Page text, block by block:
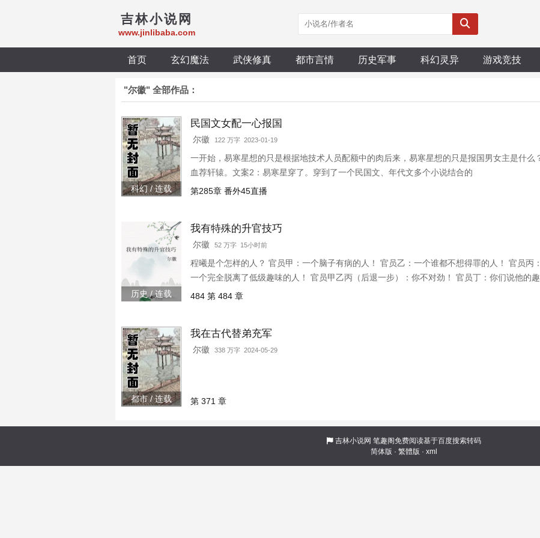
吉林小说网
www.jinlibaba.com
首页 玄幻魔法 武侠修真 都市言情 历史军事 科幻灵异 游戏竞技
"尔徽" 全部作品：
科幻 / 连载
民国文女配一心报国
尔徽 122 万字 2023-01-19
一开始，易寒星想的只是根据地技术人员配额中的肉后来，易寒星想的只是报国男女主是什
血荐轩辕。文案2：易寒星穿了。穿到了一个民国文、年代文多个小说结合的
第285章 番外45直播
历史 / 连载
我有特殊的升官技巧
尔徽 52 万字 15小时前
程曦是个怎样的人？ 官员甲：一个脑子有病的人！ 官员乙：一个谁都不想得罪的人！ 官员丙
一个完全脱离了低级趣味的人！ 官员甲乙丙（后退一步）：你不对劲！ 官员丁：你们说他的
性人身依附、朝不保夕。 一开始，程曦想要女扮男装考科举，但突然出现科举舞弊大案，搜身
484 第 484 章
都市 / 连载
我在古代替弟充军
尔徽 338 万字 2024-05-29
第 371 章
吉林小说网 笔趣阁免费阅读基于百度搜索转码
简体版 · 繁體版 · xml